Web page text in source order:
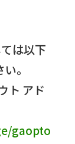
は以下
。
ト アド
gaopto